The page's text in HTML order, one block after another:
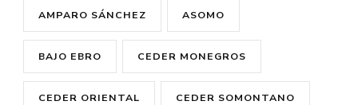
AMPARO SÁNCHEZ ASOMO
BAJO EBRO CEDER MONEGROS
CEDER ORIENTAL CEDER SOMONTANO